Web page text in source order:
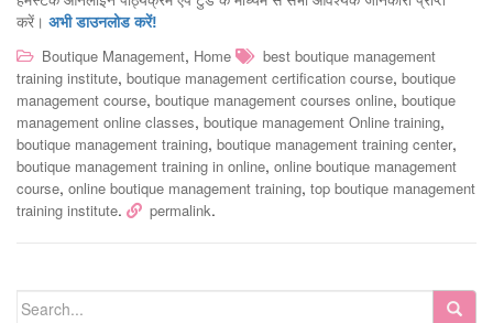
करें। अभी डाउनलोड करें!
Boutique Management, Home
best boutique management
training institute, boutique management certification course, boutique
management course, boutique management courses online, boutique
management online classes, boutique management Online training,
boutique management training, boutique management training center,
boutique management training in online, online boutique management
course, online boutique management training, top boutique management
training institute. permalink.